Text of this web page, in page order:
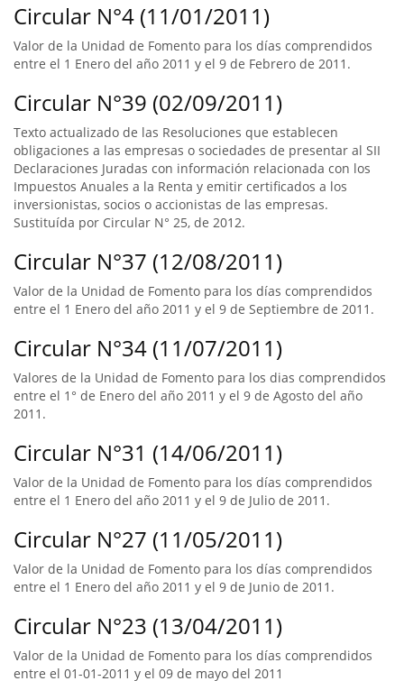
Circular N°4 (11/01/2011)
Valor de la Unidad de Fomento para los días comprendidos
entre el 1 Enero del año 2011 y el 9 de Febrero de 2011.
Circular N°39 (02/09/2011)
Texto actualizado de las Resoluciones que establecen
obligaciones a las empresas o sociedades de presentar al SII
Declaraciones Juradas con información relacionada con los
Impuestos Anuales a la Renta y emitir certificados a los
inversionistas, socios o accionistas de las empresas.
Sustituída por Circular N° 25, de 2012.
Circular N°37 (12/08/2011)
Valor de la Unidad de Fomento para los días comprendidos
entre el 1 Enero del año 2011 y el 9 de Septiembre de 2011.
Circular N°34 (11/07/2011)
Valores de la Unidad de Fomento para los dias comprendidos
entre el 1° de Enero del año 2011 y el 9 de Agosto del año
2011.
Circular N°31 (14/06/2011)
Valor de la Unidad de Fomento para los días comprendidos
entre el 1 Enero del año 2011 y el 9 de Julio de 2011.
Circular N°27 (11/05/2011)
Valor de la Unidad de Fomento para los días comprendidos
entre el 1 Enero del año 2011 y el 9 de Junio de 2011.
Circular N°23 (13/04/2011)
Valor de la Unidad de Fomento para los días comprendidos
entre el 01-01-2011 y el 09 de mayo del 2011